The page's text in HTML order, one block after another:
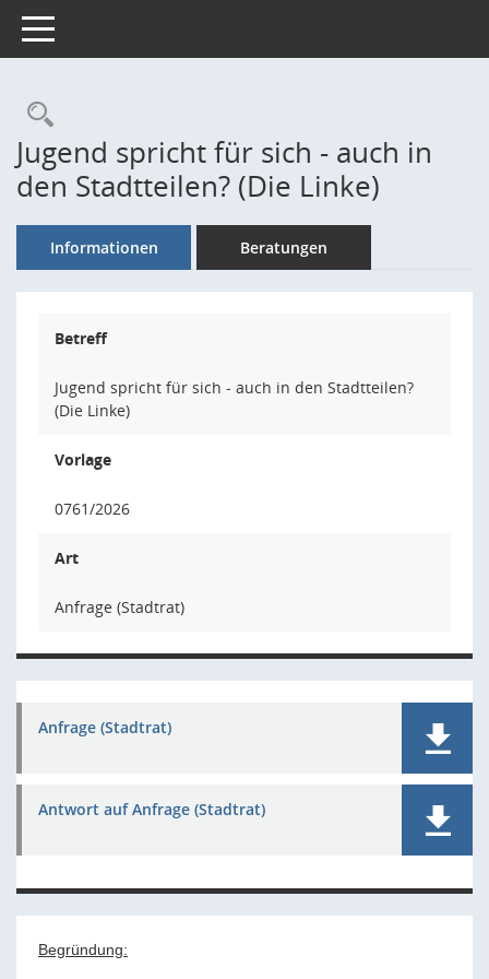
Toggle navigation
Rechercheauswahl
Jugend spricht für sich - auch in
den Stadtteilen? (Die Linke)
Informationen Beratungen
Betreff
Jugend spricht für sich - auch in den Stadtteilen?
(Die Linke)
Vorlage
0761/2026
Art
Anfrage (Stadtrat)
Anfrage (Stadtrat)
Antwort auf Anfrage (Stadtrat)
Begründung: